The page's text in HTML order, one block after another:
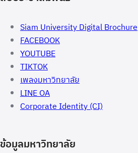
Siam University Digital Brochure
FACEBOOK
YOUTUBE
TIKTOK
เพลงมหาวิทยาลัย
LINE OA
Corporate Identity (CI)
ข้อมูลมหาวิทยาลัย